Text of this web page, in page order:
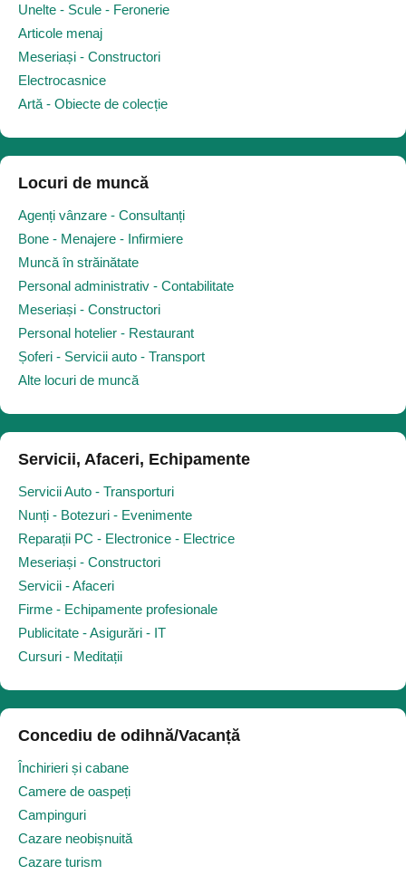
Unelte - Scule - Feronerie
Articole menaj
Meseriași - Constructori
Electrocasnice
Artă - Obiecte de colecție
Locuri de muncă
Agenți vânzare - Consultanți
Bone - Menajere - Infirmiere
Muncă în străinătate
Personal administrativ - Contabilitate
Meseriași - Constructori
Personal hotelier - Restaurant
Șoferi - Servicii auto - Transport
Alte locuri de muncă
Servicii, Afaceri, Echipamente
Servicii Auto - Transporturi
Nunți - Botezuri - Evenimente
Reparații PC - Electronice - Electrice
Meseriași - Constructori
Servicii - Afaceri
Firme - Echipamente profesionale
Publicitate - Asigurări - IT
Cursuri - Meditații
Concediu de odihnă/Vacanță
Închirieri și cabane
Camere de oaspeți
Campinguri
Cazare neobișnuită
Cazare turism